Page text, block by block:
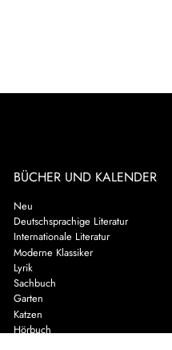
BÜCHER UND KALENDER
Neu
Deutschsprachige Literatur
Internationale Literatur
Moderne Klassiker
Lyrik
Sachbuch
Garten
Katzen
Hörbuch